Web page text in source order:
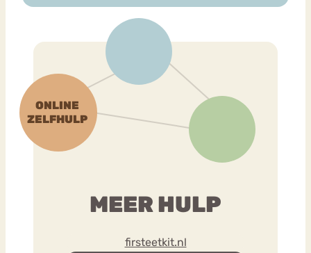
MEER HULP
firsteetkit.nl